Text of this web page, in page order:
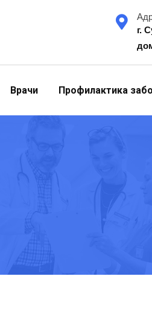
г.
Врачи Профилактика